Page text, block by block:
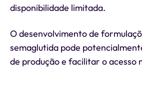
disponibilidade limitada.
O desenvolvimento de
semaglutida pode
de produção e facilitar o acesso